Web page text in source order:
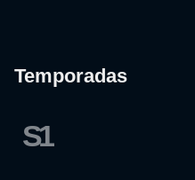
Temporadas
S1